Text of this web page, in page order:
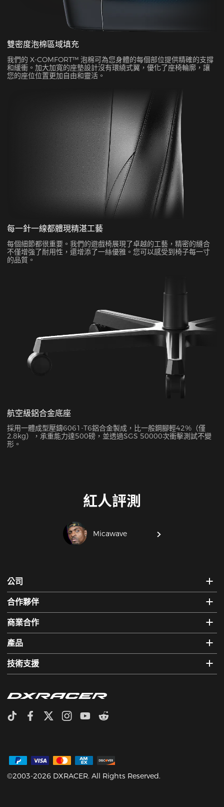
雙密度泡棉區域填充
我們的 X-COMFORT™ 泡棉可為您身體的每個部位提供精確的支撐
和緩衝。加大加寬的座墊設計沒有環繞式翼，優化了座椅輪廓，讓
您的座位位置更加自由和靈活。
每一針一線都體現精湛工藝
每個細節都很重要。我們的遊戲椅展現了卓越的工藝，精密的縫合
不僅增強了耐用性，還增添了一絲優雅。您可以感受到椅子每一寸
的品質。
航空級鋁合金底座
採用一體成型壓鑄6061-T6鋁合金製成，比一般鋼腳輕42%（僅
2.8kg），承重能力達500磅，並透過SGS 50000次衝擊測試不變
形。
紅人評測
Micawave
公司
合作夥伴
商業合作
產品
技術支援
©2003-2026 DXRACER. All Rights Reserved.